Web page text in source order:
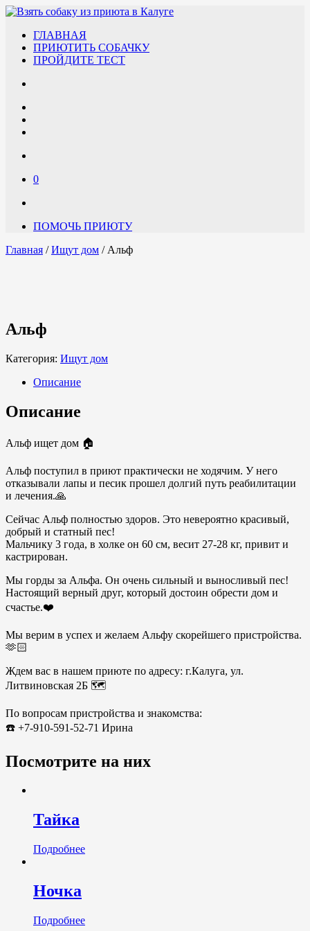
ГЛАВНАЯ
ПРИЮТИТЬ СОБАЧКУ
ПРОЙДИТЕ ТЕСТ
0
ПОМОЧЬ ПРИЮТУ
Главная /Ищут дом / Альф
Альф
Категория: Ищут дом
Описание
Описание
Альф ищет дом 🏠
Альф поступил в приют практически не ходячим. У него
отказывали лапы и песик прошел долгий путь реабилитации
и лечения.🙏
Сейчас Альф полностью здоров. Это невероятно красивый,
добрый и статный пес!
Мальчику 3 года, в холке он 60 см, весит 27-28 кг, привит и
кастрирован.
Мы горды за Альфа. Он очень сильный и выносливый пес!
Настоящий верный друг, который достоин обрести дом и
счастье.❤️
Мы верим в успех и желаем Альфу скорейшего пристройства.
🫶🏻
Ждем вас в нашем приюте по адресу: г.Калуга, ул.
Литвиновская 2Б 🗺️
По вопросам пристройства и знакомства:
☎️ +7-910-591-52-71 Ирина
Посмотрите на них
Тайка
Подробнее
Ночка
Подробнее